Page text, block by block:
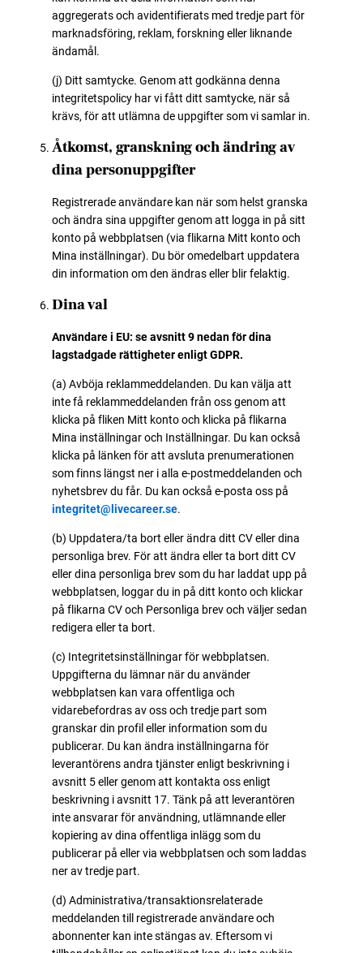
aggregerats och avidentifierats med tredje part för
marknadsföring, reklam, forskning eller liknande
ändamål.
(j) Ditt samtycke. Genom att godkänna denna
integritetspolicy har vi fått ditt samtycke, när så
krävs, för att utlämna de uppgifter som vi samlar in.
Åtkomst, granskning och ändring av
dina personuppgifter
Registrerade användare kan när som helst granska
och ändra sina uppgifter genom att logga in på sitt
konto på webbplatsen (via flikarna Mitt konto och
Mina inställningar). Du bör omedelbart uppdatera
din information om den ändras eller blir felaktig.
Dina val
Användare i EU: se avsnitt 9 nedan för dina
lagstadgade rättigheter enligt GDPR.
(a) Avböja reklammeddelanden. Du kan välja att
inte få reklammeddelanden från oss genom att
klicka på fliken Mitt konto och klicka på flikarna
Mina inställningar och Inställningar. Du kan också
klicka på länken för att avsluta prenumerationen
som finns längst ner i alla e-postmeddelanden och
nyhetsbrev du får. Du kan också e-posta oss på
integritet@livecareer.se.
(b) Uppdatera/ta bort eller ändra ditt CV eller dina
personliga brev. För att ändra eller ta bort ditt CV
eller dina personliga brev som du har laddat upp på
webbplatsen, loggar du in på ditt konto och klickar
på flikarna CV och Personliga brev och väljer sedan
redigera eller ta bort.
(c) Integritetsinställningar för webbplatsen.
Uppgifterna du lämnar när du använder
webbplatsen kan vara offentliga och
vidarebefordras av oss och tredje part som
granskar din profil eller information som du
publicerar. Du kan ändra inställningarna för
leverantörens andra tjänster enligt beskrivning i
avsnitt 5 eller genom att kontakta oss enligt
beskrivning i avsnitt 17. Tänk på att leverantören
inte ansvarar för användning, utlämnande eller
kopiering av dina offentliga inlägg som du
publicerar på eller via webbplatsen och som laddas
ner av tredje part.
(d) Administrativa/transaktionsrelaterade
meddelanden till registrerade användare och
abonnenter kan inte stängas av. Eftersom vi